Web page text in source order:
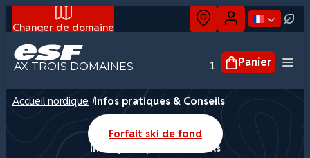
Changer de domaine
AX TROIS DOMAINES Panier
Accueil nordique Infos pratiques & Conseils
Infos pratiques & Conseils
Forfait ski de fond